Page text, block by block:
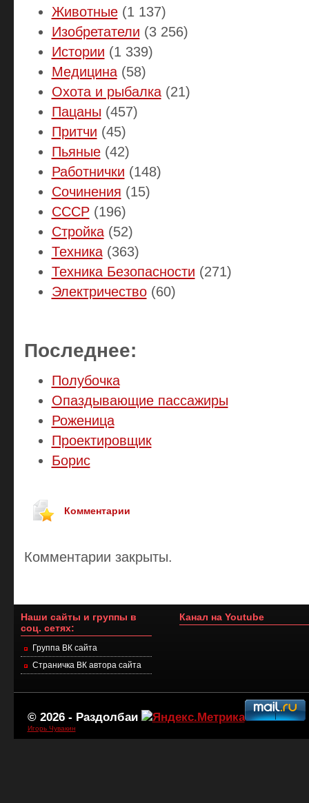
Животные(1 137)
Изобретатели (3 256)
Истории (1 339)
Медицина(58)
Охота и рыбалка(21)
Пацаны (457)
Притчи (45)
Пьяные(42)
Работнички (148)
Сочинения (15)
СССР(196)
Стройка(52)
Техника(363)
Техника Безопасности (271)
Электричество(60)
Последнее:
Полубочка
Опаздывающие пассажиры
Роженица
Проектировщик
Борис
Комментарии
Комментарии закрыты.
Наши сайты и группы в
соц. сетях:
Группа ВК сайта
Страничка ВК автора сайта
Канал на Youtube
© 2026 - Раздолбаи
Игорь Чувакин